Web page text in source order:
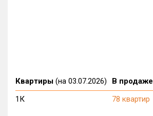
Квартиры (на 03.07.2026) В продаже
1К
78 квартир